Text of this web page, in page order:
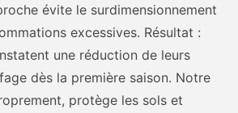
évite le surdimensionnement
excessives. Résultat :
une réduction de leurs
dès la première saison. Notre
protège les sols et